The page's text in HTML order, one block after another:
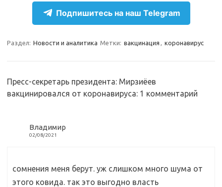
s
n
i
b
o
k
р
в
и
Подпишитесь на наш Telegram
Раздел: Новости и аналитика Метки: вакцинация , коронавирус
Пресс-секретарь президента: Мирзиёев
вакцинировался от коронавируса: 1 комментарий
Владимир
02/08/2021
сомнения меня берут. уж слишком много шума от
этого ковида. так это выгодно власть